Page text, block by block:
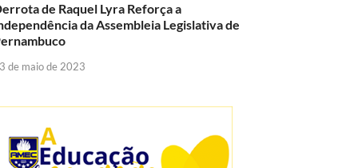
de Raquel Lyra Reforça a
da Assembleia Legislativa de
de maio de 2023